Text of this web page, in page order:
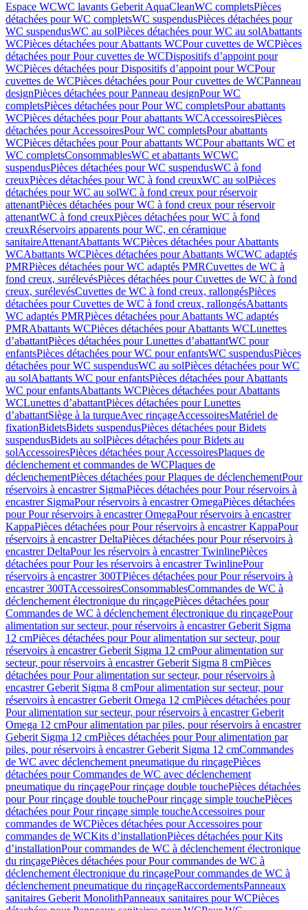
Espace WCWC lavants Geberit AquaCleanWC completsPièces
détachées pour WC completsWC suspendusPièces détachées pour
WC suspendusWC au solPièces détachées pour WC au solAbattants
WCPièces détachées pour Abattants WCPour cuvettes de WCPièces
détachées pour Pour cuvettes de WCDispositifs d’appoint pour
WCPièces détachées pour Dispositifs d’appoint pour WCPour
cuvettes de WCPièces détachées pour Pour cuvettes de WCPanneau
designPièces détachées pour Panneau designPour WC
completsPièces détachées pour Pour WC completsPour abattants
WCPièces détachées pour Pour abattants WCAccessoiresPièces
détachées pour AccessoiresPour WC completsPour abattants
WCPièces détachées pour Pour abattants WCPour abattants WC et
WC completsConsommablesWC et abattants WCWC
suspendusPièces détachées pour WC suspendusWC à fond
creuxPièces détachées pour WC à fond creuxWC au solPièces
détachées pour WC au solWC à fond creux pour réservoir
attenantPièces détachées pour WC à fond creux pour réservoir
attenantWC à fond creuxPièces détachées pour WC à fond
creuxRéservoirs apparents pour WC, en céramique
sanitaireAttenantAbattants WCPièces détachées pour Abattants
WCAbattants WCPièces détachées pour Abattants WCWC adaptés
PMRPièces détachées pour WC adaptés PMRCuvettes de WC à
fond creux, surélevésPièces détachées pour Cuvettes de WC à fond
creux, surélevésCuvettes de WC à fond creux, rallongésPièces
détachées pour Cuvettes de WC à fond creux, rallongésAbattants
WC adaptés PMRPièces détachées pour Abattants WC adaptés
PMRAbattants WCPièces détachées pour Abattants WCLunettes
d’abattantPièces détachées pour Lunettes d’abattantWC pour
enfantsPièces détachées pour WC pour enfantsWC suspendusPièces
détachées pour WC suspendusWC au solPièces détachées pour WC
au solAbattants WC pour enfantsPièces détachées pour Abattants
WC pour enfantsAbattants WCPièces détachées pour Abattants
WCLunettes d’abattantPièces détachées pour Lunettes
d’abattantSiège à la turqueAvec rinçageAccessoiresMatériel de
fixationBidetsBidets suspendusPièces détachées pour Bidets
suspendusBidets au solPièces détachées pour Bidets au
solAccessoiresPièces détachées pour AccessoiresPlaques de
déclenchement et commandes de WCPlaques de
déclenchementPièces détachées pour Plaques de déclenchementPour
réservoirs à encastrer SigmaPièces détachées pour Pour réservoirs à
encastrer SigmaPour réservoirs à encastrer OmegaPièces détachées
pour Pour réservoirs à encastrer OmegaPour réservoirs à encastrer
KappaPièces détachées pour Pour réservoirs à encastrer KappaPour
réservoirs à encastrer DeltaPièces détachées pour Pour réservoirs à
encastrer DeltaPour les réservoirs à encastrer TwinlinePièces
détachées pour Pour les réservoirs à encastrer TwinlinePour
réservoirs à encastrer 300TPièces détachées pour Pour réservoirs à
encastrer 300TAccessoiresConsommablesCommandes de WC à
déclenchement électronique du rinçagePièces détachées pour
Commandes de WC à déclenchement électronique du rinçagePour
alimentation sur secteur, pour réservoirs à encastrer Geberit Sigma
12 cmPièces détachées pour Pour alimentation sur secteur, pour
réservoirs à encastrer Geberit Sigma 12 cmPour alimentation sur
secteur, pour réservoirs à encastrer Geberit Sigma 8 cmPièces
détachées pour Pour alimentation sur secteur, pour réservoirs à
encastrer Geberit Sigma 8 cmPour alimentation sur secteur, pour
réservoirs à encastrer Geberit Omega 12 cmPièces détachées pour
Pour alimentation sur secteur, pour réservoirs à encastrer Geberit
Omega 12 cmPour alimentation par piles, pour réservoirs à encastrer
Geberit Sigma 12 cmPièces détachées pour Pour alimentation par
piles, pour réservoirs à encastrer Geberit Sigma 12 cmCommandes
de WC avec déclenchement pneumatique du rinçagePièces
détachées pour Commandes de WC avec déclenchement
pneumatique du rinçagePour rinçage double touchePièces détachées
pour Pour rinçage double touchePour rinçage simple touchePièces
détachées pour Pour rinçage simple toucheAccessoires pour
commandes de WCPièces détachées pour Accessoires pour
commandes de WCKits d’installationPièces détachées pour Kits
d’installationPour commandes de WC à déclenchement électronique
du rinçagePièces détachées pour Pour commandes de WC à
déclenchement électronique du rinçagePour commandes de WC à
déclenchement pneumatique du rinçageRaccordementsPanneaux
sanitaires Geberit MonolithPanneaux sanitaires pour WCPièces